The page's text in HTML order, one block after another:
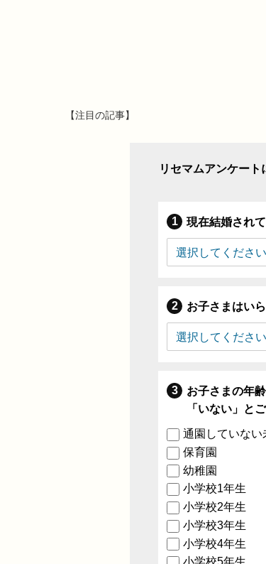
【注目の記事】
リセマムアンケート
現在結婚されて
お子さまはい
お子さまの年
「いない」と
通園していない
保育園
幼稚園
小学校1年生
小学校2年生
小学校3年生
小学校4年生